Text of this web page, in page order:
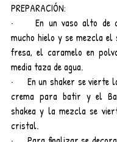
PREPARACIÓN:
·     En un vaso alto de
mucho hielo y se mezcla el
fresa, el caramelo en
media taza de agua.
·     En un shaker se vierte
crema para batir y el
shakea y la mezcla se
cristal.